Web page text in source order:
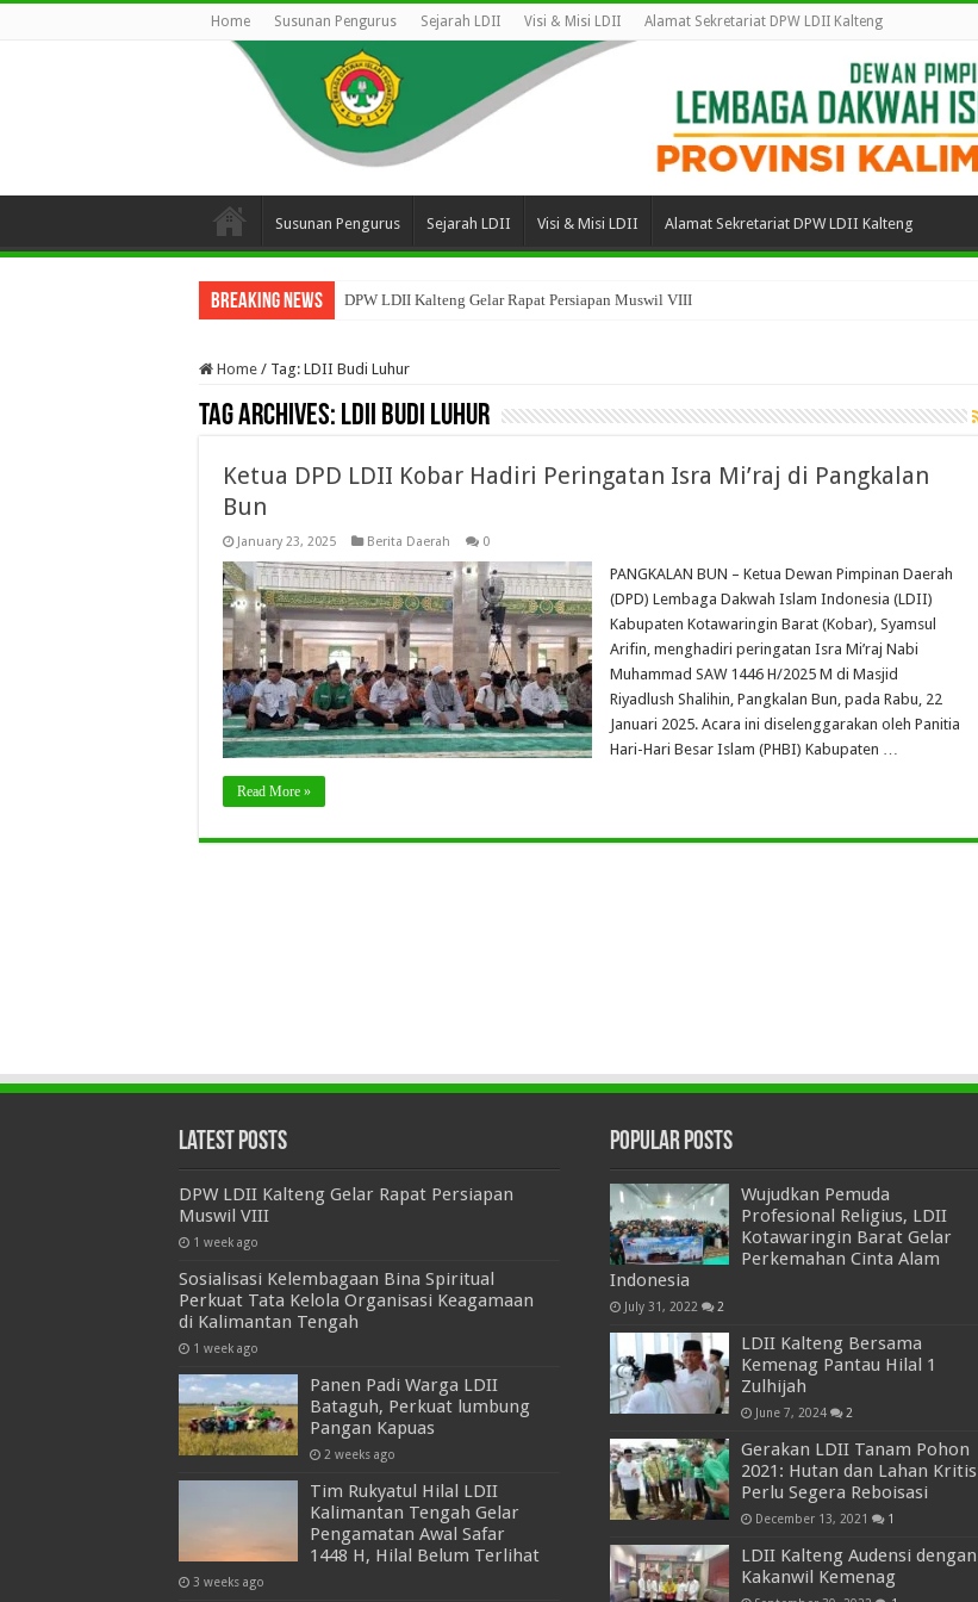
Home Susunan Pengurus Sejarah LDII Visi & Misi LDII Alamat Sekretariat DPW LDII Kalteng
Susunan Pengurus Sejarah LDII Visi & Misi LDII Alamat Sekretariat DPW LDII Kalteng
Breaking News DPW LDII Kalteng Gelar Rapat Persiapan Muswil VIII
Home / Tag: LDII Budi Luhur
Tag Archives: LDII Budi Luhur
Ketua DPD LDII Kobar Hadiri Peringatan Isra Mi’raj di Pangkalan
Bun
January 23, 2025 Berita Daerah 0
PANGKALAN BUN – Ketua Dewan Pimpinan Daerah
(DPD) Lembaga Dakwah Islam Indonesia (LDII)
Kabupaten Kotawaringin Barat (Kobar), Syamsul
Arifin, menghadiri peringatan Isra Mi’raj Nabi
Muhammad SAW 1446 H/2025 M di Masjid
Riyadlush Shalihin, Pangkalan Bun, pada Rabu, 22
Januari 2025. Acara ini diselenggarakan oleh Panitia
Hari-Hari Besar Islam (PHBI) Kabupaten …
Read More »
Latest Posts
DPW LDII Kalteng Gelar Rapat Persiapan
Muswil VIII
1 week ago
Sosialisasi Kelembagaan Bina Spiritual
Perkuat Tata Kelola Organisasi Keagamaan
di Kalimantan Tengah
1 week ago
Panen Padi Warga LDII
Bataguh, Perkuat lumbung
Pangan Kapuas
2 weeks ago
Tim Rukyatul Hilal LDII
Kalimantan Tengah Gelar
Pengamatan Awal Safar
1448 H, Hilal Belum Terlihat
3 weeks ago
Popular Posts
Wujudkan Pemuda
Profesional Religius, LDII
Kotawaringin Barat Gelar
Perkemahan Cinta Alam
Indonesia
July 31, 2022 2
LDII Kalteng Bersama
Kemenag Pantau Hilal 1
Zulhijah
June 7, 2024 2
Gerakan LDII Tanam Pohon
2021: Hutan dan Lahan Kritis
Perlu Segera Reboisasi
December 13, 2021 1
LDII Kalteng Audensi dengan
Kakanwil Kemenag